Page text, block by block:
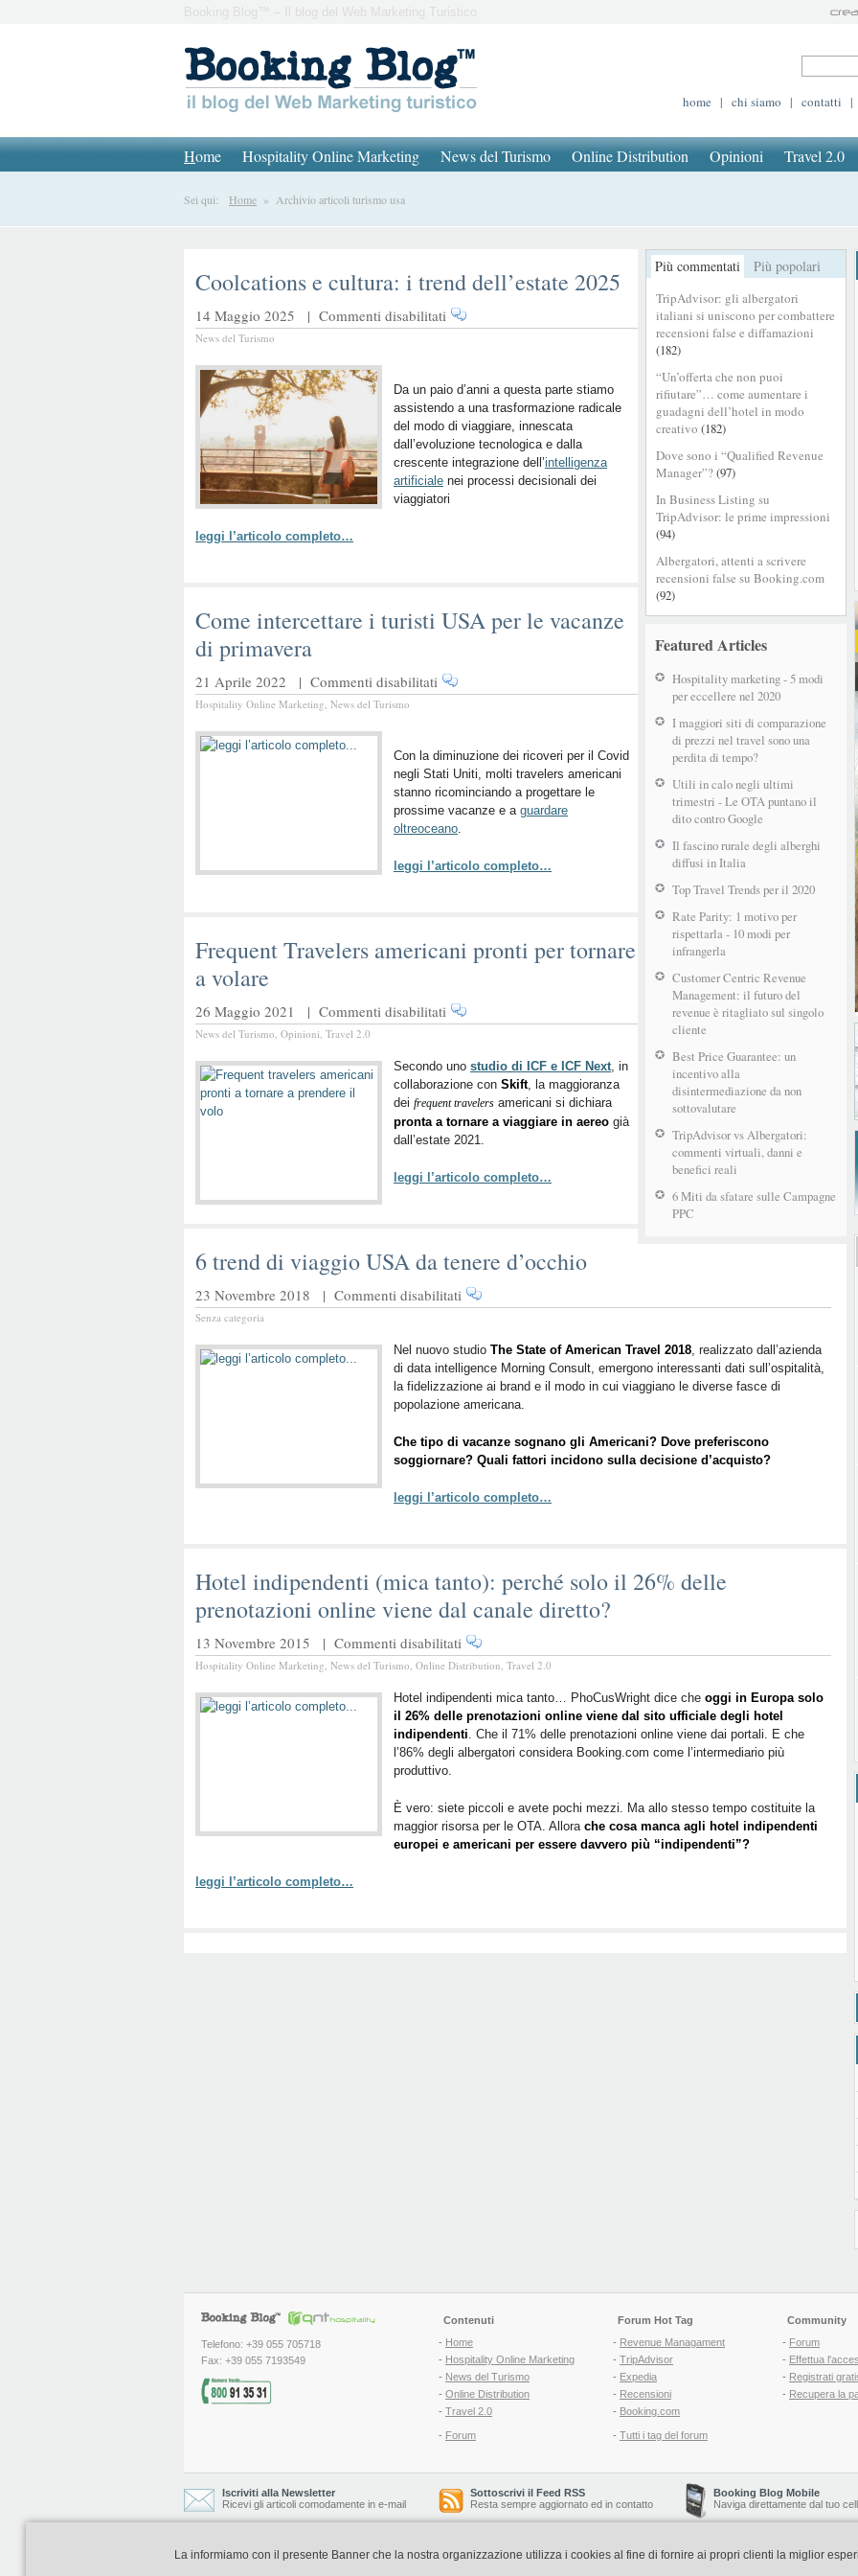
Booking Blog™ – Il blog del Web Marketing Turistico
home | chi siamo | contatti |
Home Hospitality Online Marketing News del Turismo Online Distribution Opinioni Travel 2.0
Sei qui: Home » Archivio articoli turismo usa
Più commentati Più popolari
TripAdvisor: gli albergatori
italiani si uniscono per combattere
recensioni false e diffamazioni
(182)
“Un’offerta che non puoi
rifiutare”… come aumentare i
guadagni dell’hotel in modo
creativo (182)
Dove sono i “Qualified Revenue
Manager”?(97)
In Business Listing su
TripAdvisor: le prime impressioni
(94)
Albergatori, attenti a scrivere
recensioni false su Booking.com
(92)
Featured Articles
Hospitality marketing - 5 modi
per eccellere nel 2020
I maggiori siti di comparazione
di prezzi nel travel sono una
perdita di tempo?
Utili in calo negli ultimi
trimestri - Le OTA puntano il
dito contro Google
Il fascino rurale degli alberghi
diffusi in Italia
Top Travel Trends per il 2020
Rate Parity: 1 motivo per
rispettarla - 10 modi per
infrangerla
Customer Centric Revenue
Management: il futuro del
revenue è ritagliato sul singolo
cliente
Best Price Guarantee: un
incentivo alla
disintermediazione da non
sottovalutare
TripAdvisor vs Albergatori:
commenti virtuali, danni e
benefici reali
6 Miti da sfatare sulle Campagne
PPC
Coolcations e cultura: i trend dell’estate 2025
14 Maggio 2025 | Commenti disabilitati su
Coolcations
i
trend
dell’estate
2025
News del Turismo
Da un paio d’anni a questa parte stiamo
assistendo a una trasformazione radicale
del modo di viaggiare, innescata
dall’evoluzione tecnologica e dalla
crescente integrazione dell’intelligenza
artificiale nei processi decisionali dei
viaggiatori
leggi l’articolo completo…
Come intercettare i turisti USA per le vacanze
di primavera
21 Aprile 2022 | Commenti disabilitati su
Come
turisti
USA
per
le
vacanze
primavera
Hospitality Online Marketing, News del Turismo
Con la diminuzione dei ricoveri per il Covid
negli Stati Uniti, molti travelers americani
stanno ricominciando a progettare le
prossime vacanze e a guardare
oltreoceano.
leggi l’articolo completo…
Frequent Travelers americani pronti per tornare
a volare
26 Maggio 2021 | Commenti disabilitati su
Frequent
americani
pronti
per
tornare
a
News del Turismo, Opinioni, Travel 2.0
Secondo uno studio di ICF e ICF Next, in
collaborazione con Skift, la maggioranza
dei frequent travelers americani si dichiara
pronta a tornare a viaggiare in aereo già
dall’estate 2021.
leggi l’articolo completo…
6 trend di viaggio USA da tenere d’occhio
23 Novembre 2018 | Commenti disabilitati su
6
di
viaggio
USA
da
d’occhio
Senza categoria
Nel nuovo studio The State of American Travel 2018, realizzato dall’azienda
di data intelligence Morning Consult, emergono interessanti dati sull’ospitalità,
la fidelizzazione ai brand e il modo in cui viaggiano le diverse fasce di
popolazione americana.
Che tipo di vacanze sognano gli Americani? Dove preferiscono
soggiornare? Quali fattori incidono sulla decisione d’acquisto?
leggi l’articolo completo…
Hotel indipendenti (mica tanto): perché solo il 26% delle
prenotazioni online viene dal canale diretto?
13 Novembre 2015 | Commenti disabilitati su
Hotel
(mica
tanto):
perché
solo
delle
prenotazioni
online
Hospitality Online Marketing, News del Turismo, Online Distribution, Travel 2.0
Hotel indipendenti mica tanto… PhoCusWright dice che oggi in Europa solo
il 26% delle prenotazioni online viene dal sito ufficiale degli hotel
indipendenti. Che il 71% delle prenotazioni online viene dai portali. E che
l’86% degli albergatori considera Booking.com come l’intermediario più
produttivo.
È vero: siete piccoli e avete pochi mezzi. Ma allo stesso tempo costituite la
maggior risorsa per le OTA. Allora che cosa manca agli hotel indipendenti
europei e americani per essere davvero più “indipendenti”?
leggi l’articolo completo…
Telefono: +39 055 705718
Fax: +39 055 7193549
Contenuti
- Home
- Hospitality Online Marketing
- News del Turismo
- Online Distribution
- Travel 2.0
- Forum
Forum Hot Tag
- Revenue Managament
- TripAdvisor
- Expedia
- Recensioni
- Booking.com
- Tutti i tag del forum
Community
- Forum
- Effettua
- Registrati
- Recupera la
Iscriviti alla Newsletter
Ricevi gli articoli comodamente in e-mail
Sottoscrivi il Feed RSS
Resta sempre aggiornato ed in contatto
Booking Blog Mobile
Naviga direttamente dal tuo
Booking Blog è realizzato e curato da Copyright © 2006-2026 QNT S.r.l. Socio Unico -www.qnt.it
La informiamo con il presente Banner che la nostra organizzazione utilizza i cookies al fine di fornire ai propri clienti la miglior